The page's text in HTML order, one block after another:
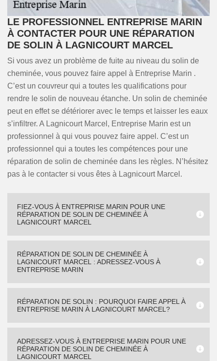
LE PROFESSIONNEL ENTREPRISE MARIN
À CONTACTER POUR UNE RÉPARATION
DE SOLIN À LAGNICOURT MARCEL
Si vous avez un problème de fuite au niveau du solin de
cheminée, vous pouvez faire appel à Entreprise Marin .
C’est un couvreur qui a toutes les qualifications pour
rendre le solin de nouveau étanche. Un solin de cheminée
peut en effet se détériorer avec le temps et laisser les eaux
s’infiltrer. A Lagnicourt Marcel, Entreprise Marin est un
professionnel à qui vous pouvez faire appel. C’est un
professionnel qui a toutes les compétences pour une
réparation de solin de cheminée dans les règles. N’hésitez
pas à le contacter si vous êtes à Lagnicourt Marcel.
FIEZ-VOUS À ENTREPRISE MARIN POUR UNE
RÉPARATION DE SOLIN DE CHEMINÉE À
LAGNICOURT MARCEL
RÉPARATION DE SOLIN DE CHEMINÉE À
LAGNICOURT MARCEL : ADRESSEZ-VOUS À
ENTREPRISE MARIN
RÉPARATION DE SOLIN : POURQUOI FAIRE APPEL À
ENTREPRISE MARIN À LAGNICOURT MARCEL?
ADRESSEZ-VOUS À ENTREPRISE MARIN POUR UNE
RÉPARATION DE SOLIN DE CHEMINÉE À
LAGNICOURT MARCEL